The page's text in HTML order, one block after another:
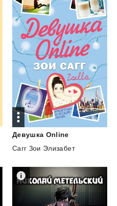
Девушка Online
Сагг Зои Элизабет